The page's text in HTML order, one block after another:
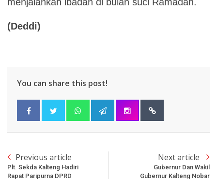
(Deddi)
You can share this post!
Previous article
Plt. Sekda Kalteng Hadiri
Rapat Paripurna DPRD
Next article
Gubernur Dan Wakil
Gubernur Kalteng Nobar